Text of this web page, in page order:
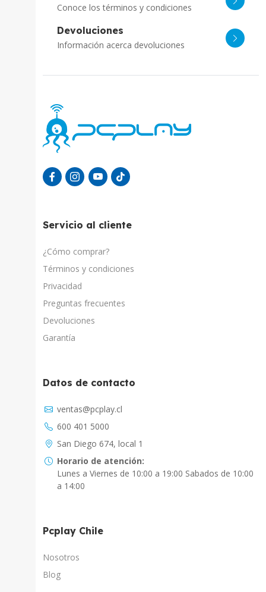
Conoce los términos y condiciones
Devoluciones
Información acerca devoluciones
Servicio al cliente
¿Cómo comprar?
Términos y condiciones
Privacidad
Preguntas frecuentes
Devoluciones
Garantía
Datos de contacto
ventas@pcplay.cl
600 401 5000
San Diego 674, local 1
Horario de atención:
Lunes a Viernes de 10:00 a 19:00 Sabados de 10:00
a 14:00
Pcplay Chile
Nosotros
Blog
Respuesta inmediata con IA
PcPlay Santiago / Web
Hola soy Freddy, en que puedo ayudarte...
PcPlay Santiago / Tienda
PCPlay Osorno